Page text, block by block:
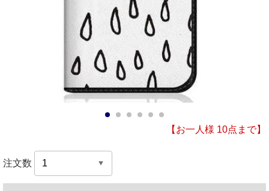
【お一人様 10点まで】
注文数